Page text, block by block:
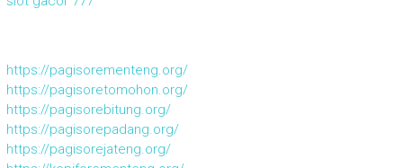
https://pagisorementeng.org/
https://pagisoretomohon.org/
https://pagisorebitung.org/
https://pagisorepadang.org/
https://pagisorejateng.org/